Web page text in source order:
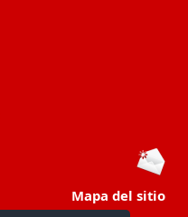
Mapa del sitio